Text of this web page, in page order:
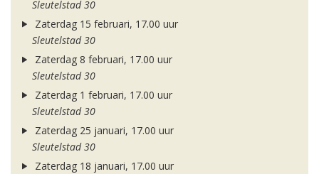
Sleutelstad 30
Zaterdag 15 februari, 17.00 uur
Sleutelstad 30
Zaterdag 8 februari, 17.00 uur
Sleutelstad 30
Zaterdag 1 februari, 17.00 uur
Sleutelstad 30
Zaterdag 25 januari, 17.00 uur
Sleutelstad 30
Zaterdag 18 januari, 17.00 uur